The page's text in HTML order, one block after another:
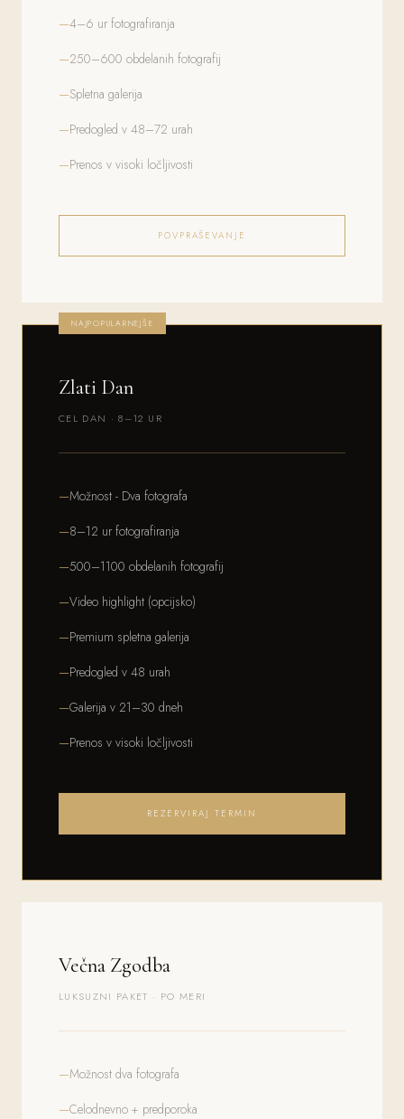
4–6 ur fotografiranja
250–600 obdelanih fotografij
Spletna galerija
Predogled v 48–72 urah
Prenos v visoki ločljivosti
POVPRAŠEVANJE
NAJPOPULARNEJŠE
Zlati Dan
CEL DAN · 8–12 UR
Možnost - Dva fotografa
8–12 ur fotografiranja
500–1100 obdelanih fotografij
Video highlight (opcijsko)
Premium spletna galerija
Predogled v 48 urah
Galerija v 21–30 dneh
Prenos v visoki ločljivosti
REZERVIRAJ TERMIN
Večna Zgodba
LUKSUZNI PAKET · PO MERI
Možnost dva fotografa
Celodnevno + predporoka